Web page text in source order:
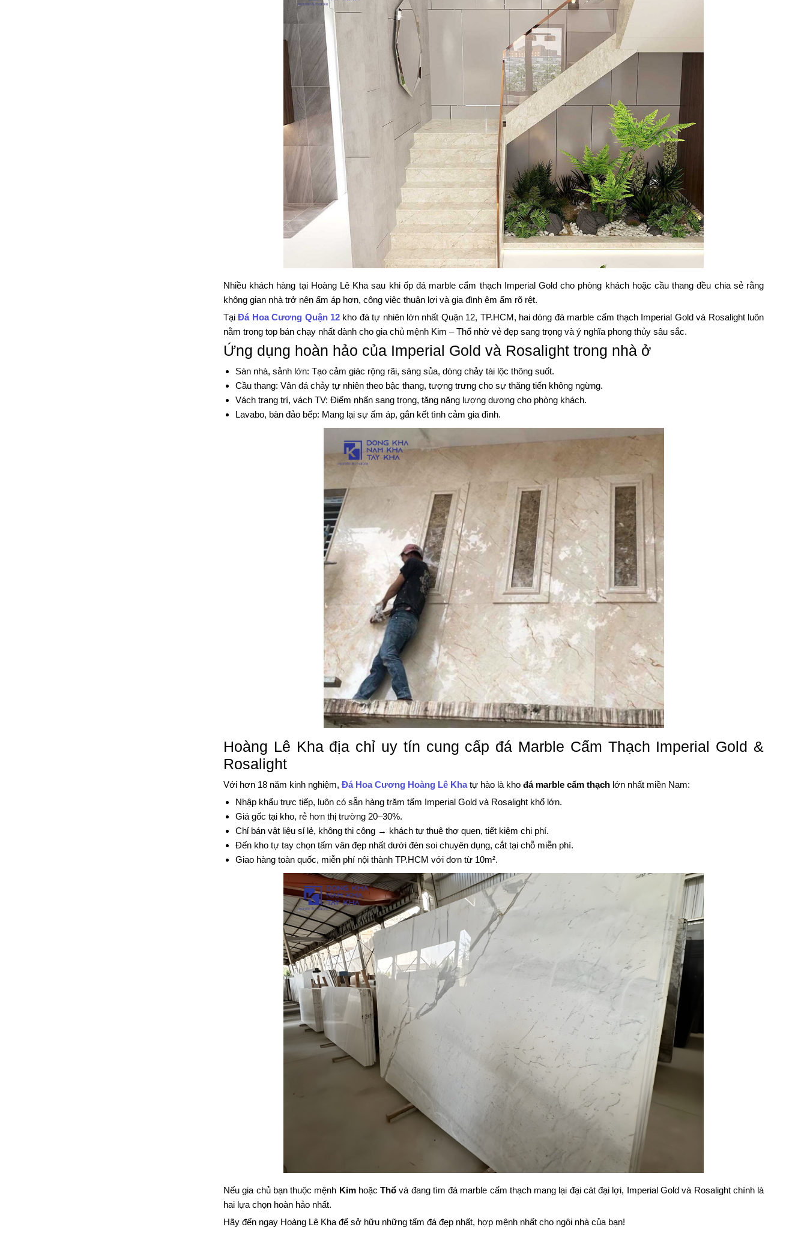
Nhiều khách hàng tại Hoàng Lê Kha sau khi ốp đá marble cẩm thạch Imperial Gold cho phòng khách hoặc cầu thang đều chia sẻ rằng
không gian nhà trở nên ấm áp hơn, công việc thuận lợi và gia đình êm ấm rõ rệt.
TạiĐá Hoa Cương Quận 12 kho đá tự nhiên lớn nhất Quận 12, TP.HCM, hai dòng đá marble cẩm thạch Imperial Gold và Rosalight luôn
nằm trong top bán chạy nhất dành cho gia chủ mệnh Kim – Thổ nhờ vẻ đẹp sang trọng và ý nghĩa phong thủy sâu sắc.
Ứng dụng hoàn hảo của Imperial Gold và Rosalight trong nhà ở
Sàn nhà, sảnh lớn: Tạo cảm giác rộng rãi, sáng sủa, dòng chảy tài lộc thông suốt.
Cầu thang: Vân đá chảy tự nhiên theo bậc thang, tượng trưng cho sự thăng tiến không ngừng.
Vách trang trí, vách TV: Điểm nhấn sang trọng, tăng năng lượng dương cho phòng khách.
Lavabo, bàn đảo bếp: Mang lại sự ấm áp, gắn kết tình cảm gia đình.
Hoàng Lê Kha địa chỉ uy tín cung cấp đá Marble Cẩm Thạch Imperial Gold &
Rosalight
Với hơn 18 năm kinh nghiệm, Đá Hoa Cương Hoàng Lê Khatự hào là kho đá marble cẩm thạch lớn nhất miền Nam:
Nhập khẩu trực tiếp, luôn có sẵn hàng trăm tấm Imperial Gold và Rosalight khổ lớn.
Giá gốc tại kho, rẻ hơn thị trường 20–30%.
Chỉ bán vật liệu sỉ lẻ, không thi công → khách tự thuê thợ quen, tiết kiệm chi phí.
Đến kho tự tay chọn tấm vân đẹp nhất dưới đèn soi chuyên dụng, cắt tại chỗ miễn phí.
Giao hàng toàn quốc, miễn phí nội thành TP.HCM với đơn từ 10m².
Nếu gia chủ bạn thuộc mệnh KimhoặcThổ và đang tìm đá marble cẩm thạch mang lại đại cát đại lợi, Imperial Gold và Rosalight chính là
hai lựa chọn hoàn hảo nhất.
Hãy đến ngay Hoàng Lê Kha để sở hữu những tấm đá đẹp nhất, hợp mệnh nhất cho ngôi nhà của bạn!